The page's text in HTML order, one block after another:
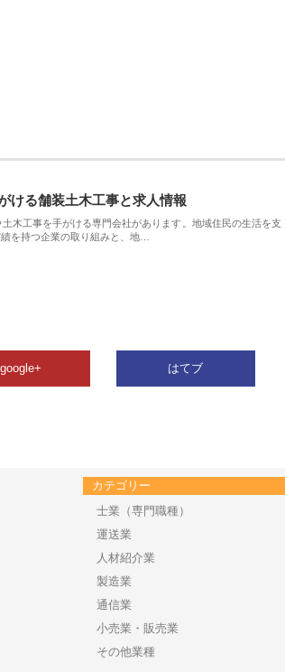
ける舗装土木工事と求人情報
木工事を手がける専門会社があります。地域住民の生活を支
を持つ企業の取り組みと、地…
google+ はてブ
カテゴリー
士業（専門職種）
運送業
人材紹介業
製造業
通信業
小売業・販売業
その他業種